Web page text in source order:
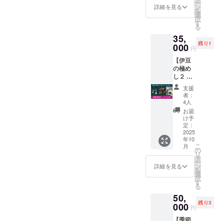
8cm×8
cm、数
「伊豆
の極め
し」
チーム
よりお
礼の
メッ
セージ
・送料
（クー
ル便、
常温
便）
オリー
品サイ
ズ：直
130mm
×H64m
m、数
量：1
個） ・
特製ソ
トレシ
ピス
テッ
カー
（商品
サイ
8cm×8
cm、数
「伊豆
の極め
し」
ブグ
ズ：直
径
148mm
×H74m
m、数
量：1
個） ・
シェラ
どんぶ
り２
ジュニ
ア（カ
ラー：
シル
バーor
オリー
ブグ
ズ：直
径
南伊豆
野菜の
潮かつ
レー〜
（1食約
200g）
×４食
セット
・シェ
ラどん
ぶり２
レギュ
ラー
（カ
ラー：
シル
バーor
オリー
ブグ
リー
径
148mm
×H74m
詳細を見る ー
ン
を
選
択
す
る
35,
000 円
残り1
【伊豆
の極め
し２ 超
プレミ
アム
セッ
ト】 ＜
フード
全トッ
ピング
入り＞
・伊豆
の極め
し２〜
桜葉と
南伊豆
潮かつ
おカ
レー〜
支援
者：
4人
お届
け予
定：
2025
年10
月
詳細を見る
こ
の
リ
タ
ー
ン
を
選
択
す
る
50,
000 円
残り3